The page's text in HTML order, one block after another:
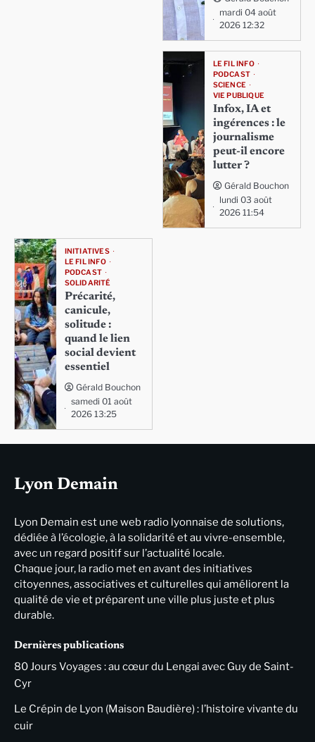
mardi 04 août
2026 12:32
LE FIL INFO
PODCAST
SCIENCE
VIE PUBLIQUE
Infox, IA et
ingérences : le
journalisme
peut-il encore
lutter ?
Gérald Bouchon
lundi 03 août
2026 11:54
INITIATIVES
LE FIL INFO
PODCAST
SOLIDARITÉ
Précarité,
canicule,
solitude :
quand le lien
social devient
essentiel
Gérald Bouchon
samedi 01 août
2026 13:25
Lyon Demain
Lyon Demain est une web radio lyonnaise de solutions,
dédiée à l’écologie, à la solidarité et au vivre-ensemble,
avec un regard positif sur l’actualité locale.
Chaque jour, la radio met en avant des initiatives
citoyennes, associatives et culturelles qui améliorent la
qualité de vie et préparent une ville plus juste et plus
durable.
Dernières publications
80 Jours Voyages : au cœur du Lengai avec Guy de Saint-
Cyr
Le Crépin de Lyon (Maison Baudière) : l’histoire vivante du
cuir